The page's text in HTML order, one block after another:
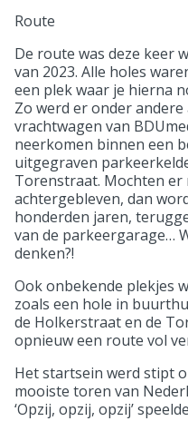
Route
De route was deze keer
van 2023. Alle holes
een plek waar je hierna
Zo werd er onder
vrachtwagen van
neerkomen binnen een
uitgegraven
Torenstraat. Mochten
achtergebleven, dan
honderden jaren,
van de parkeergarage…
denken?!
Ook onbekende plekjes
zoals een hole in
de Holkerstraat en de
opnieuw een route vol
Het startsein werd stipt
mooiste toren van
‘Opzij, opzij, opzij’